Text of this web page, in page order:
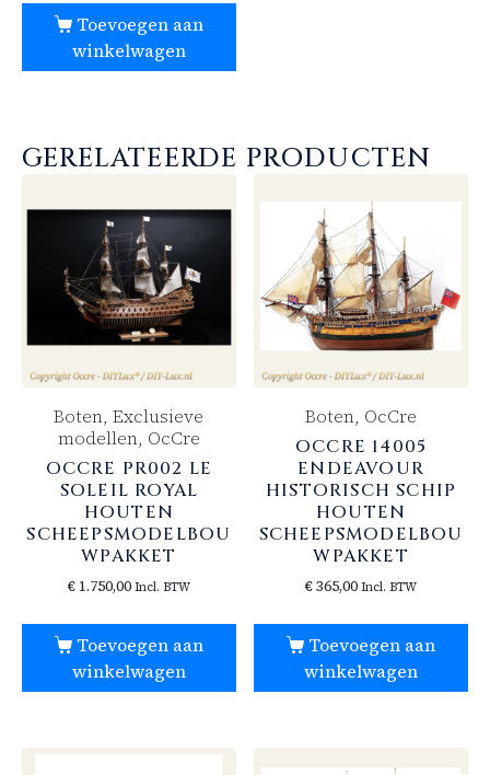
Toevoegen aan
winkelwagen
GERELATEERDE PRODUCTEN
Boten, Exclusieve
modellen, OcCre
OCCRE PR002 LE
SOLEIL ROYAL
HOUTEN
SCHEEPSMODELBOU
WPAKKET
€1.750,00 Incl. BTW
Toevoegen aan
winkelwagen
Boten, OcCre
OCCRE 14005
ENDEAVOUR
HISTORISCH SCHIP
HOUTEN
SCHEEPSMODELBOU
WPAKKET
€365,00 Incl. BTW
Toevoegen aan
winkelwagen